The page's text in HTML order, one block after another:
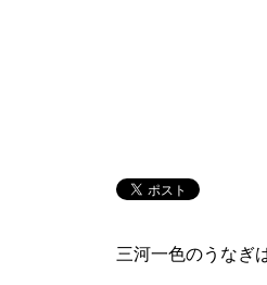
三河一色のうなぎ